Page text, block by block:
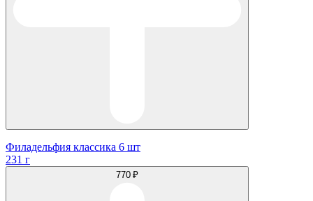
Филадельфия классика 6 шт
231 г
770 ₽